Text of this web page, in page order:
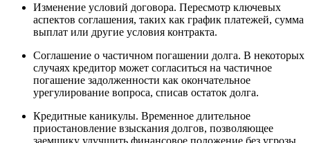
Изменение условий договора. Пересмотр ключевых
аспектов соглашения, таких как график платежей, сумма
выплат или другие условия контракта.
Соглашение о частичном погашении долга. В некоторых
случаях кредитор может согласиться на частичное
погашение задолженности как окончательное
урегулирование вопроса, списав остаток долга.
Кредитные каникулы. Временное длительное
приостановление взыскания долгов, позволяющее
заемщику улучшить финансовое положение без угрозы